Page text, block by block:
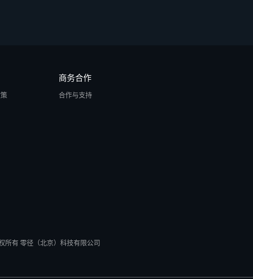
商务合作
合作与支持
所有 零径（北京）科技有限公司